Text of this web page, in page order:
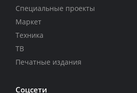
Специальные проекты
Маркет
Техника
ТВ
Печатные издания
Соцсети